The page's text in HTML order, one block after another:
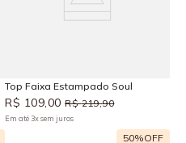
Top Faixa Estampado Soul
R$ 109,00 R$ 219,90
Em até 3xsem juros
50%OFF